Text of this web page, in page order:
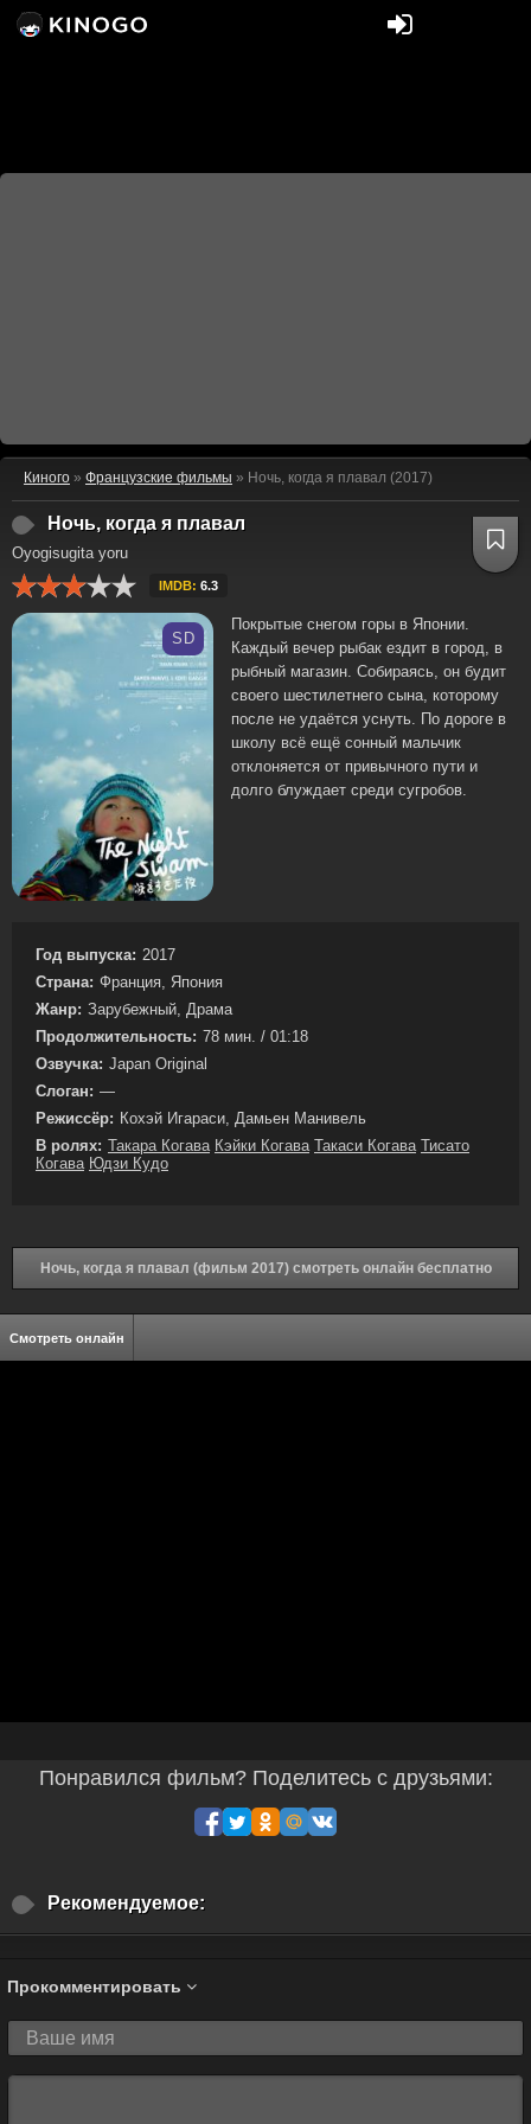
Киного » Французские фильмы » Ночь, когда я плавал (2017)
Ночь, когда я плавал
Oyogisugita yoru
IMDB: 6.3
SD
Покрытые снегом горы в Японии.
Каждый вечер рыбак ездит в город, в
рыбный магазин. Собираясь, он будит
своего шестилетнего сына, которому
после не удаётся уснуть. По дороге в
школу всё ещё сонный мальчик
отклоняется от привычного пути и
долго блуждает среди сугробов.
Год выпуска: 2017
Страна: Франция, Япония
Жанр: Зарубежный, Драма
Продолжительность: 78 мин. / 01:18
Озвучка: Japan Original
Слоган: —
Режиссёр: Кохэй Игараси, Дамьен Манивель
В ролях: Такара Когава Кэйки Когава Такаси Когава Тисато
Когава Юдзи Кудо
Ночь, когда я плавал (фильм 2017) смотреть онлайн бесплатно
Смотреть онлайн
Понравился фильм? Поделитесь с друзьями:
Рекомендуемое:
Прокомментировать